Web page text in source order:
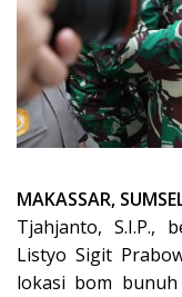
MAKASSAR,
Tjahjanto, S.I.P.,
Listyo Sigit
lokasi bom